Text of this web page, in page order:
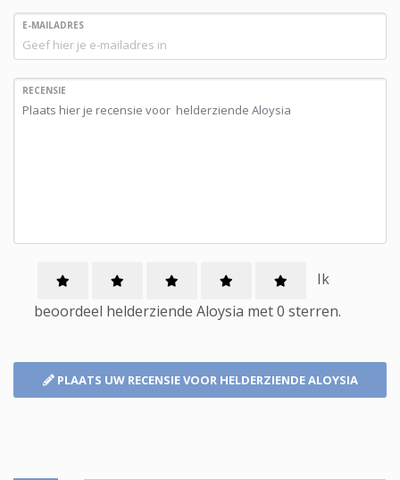
E-MAILADRES
RECENSIE
Ik
beoordeel helderziende Aloysia met0 sterren.
PLAATS UW RECENSIE VOOR HELDERZIENDE ALOYSIA